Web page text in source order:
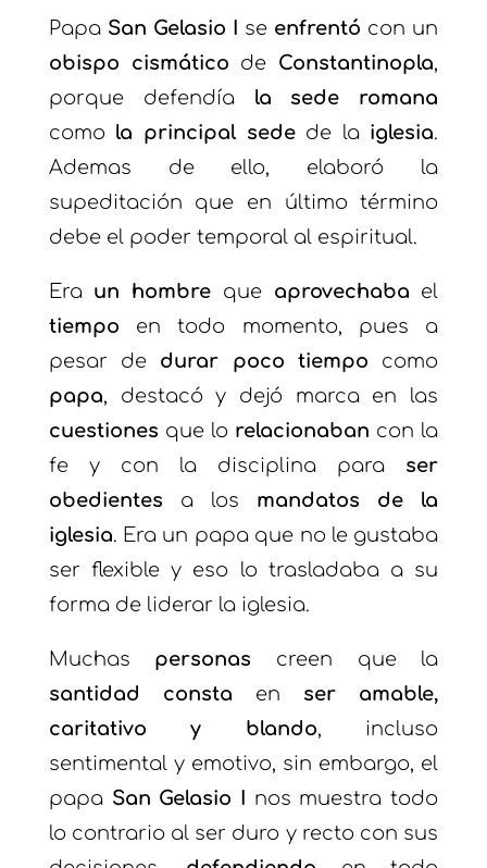
PapaSan Gelasio I se enfrentó con un
obispo cismático de Constantinopla,
porque defendía la sede romana
como la principal sedede laiglesia.
Ademas de ello, elaboró la
supeditación que en último término
debe el poder temporal al espiritual.
Era un hombre que aprovechaba el
tiempo en todo momento, pues a
pesar de durar poco tiempo como
papa, destacó y dejó marca en las
cuestiones que lo relacionaban con la
fe y con la disciplina para ser
obedientes a los mandatos de la
iglesia. Era un papa que no le gustaba
ser flexible y eso lo trasladaba a su
forma de liderar la iglesia.
Muchas personas creen que la
santidad
consta en ser amable,
caritativo y blando, incluso
sentimental y emotivo, sin embargo, el
papaSan Gelasio I nos muestra todo
lo contrario al ser duro y recto con sus